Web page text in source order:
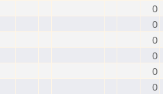
0
0
0
0
0
0